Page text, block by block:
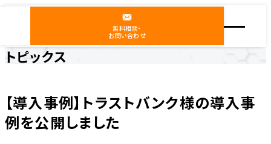
無料相談・
お問い合わせ
トピックス
【導入事例】トラストバンク様の導入事
例を公開しました